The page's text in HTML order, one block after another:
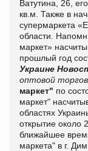
Ватутина, 26,
кв.м. Также в
супермаркета
области.
маркет»
прошлый год
Украине
оптовой
маркет" по
маркет"
областях
открытие около
ближайшее
маркета" в г.